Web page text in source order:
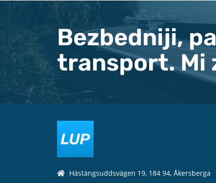
Bezbedniji,
transport. Mi
Hästängsuddsvägen 19, 184 94, Åkersberga